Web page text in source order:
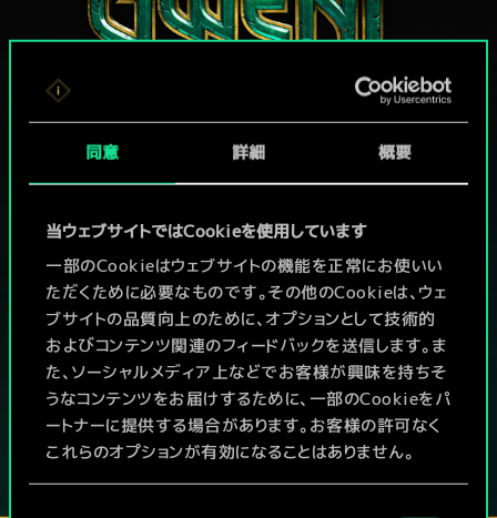
同意 詳細 概要
当ウェブサイトではCookieを使用しています
一部のCookieはウェブサイトの機能を正常にお使いい
ただくために必要なものです。その他のCookieは、ウェ
ブサイトの品質向上のために、オプションとして技術的
およびコンテンツ関連のフィードバックを送信します。ま
た、ソーシャルメディア上などでお客様が興味を持ちそ
うなコンテンツをお届けするために、一部のCookieをパ
ートナーに提供する場合があります。お客様の許可なく
これらのオプションが有効になることはありません。
グウェントでひと勝負といかない
PCで無料プレイ！
本作はアイテム課金型の基本無料ゲームです
その他対応機種：